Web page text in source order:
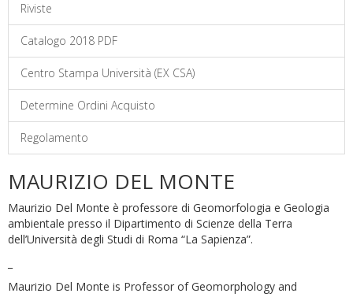
Riviste
Catalogo 2018 PDF
Centro Stampa Università (EX CSA)
Determine Ordini Acquisto
Regolamento
MAURIZIO DEL MONTE
Maurizio Del Monte è professore di Geomorfologia e Geologia
ambientale presso il Dipartimento di Scienze della Terra
dell’Università degli Studi di Roma “La Sapienza”.
Maurizio Del Monte is Professor of Geomorphology and